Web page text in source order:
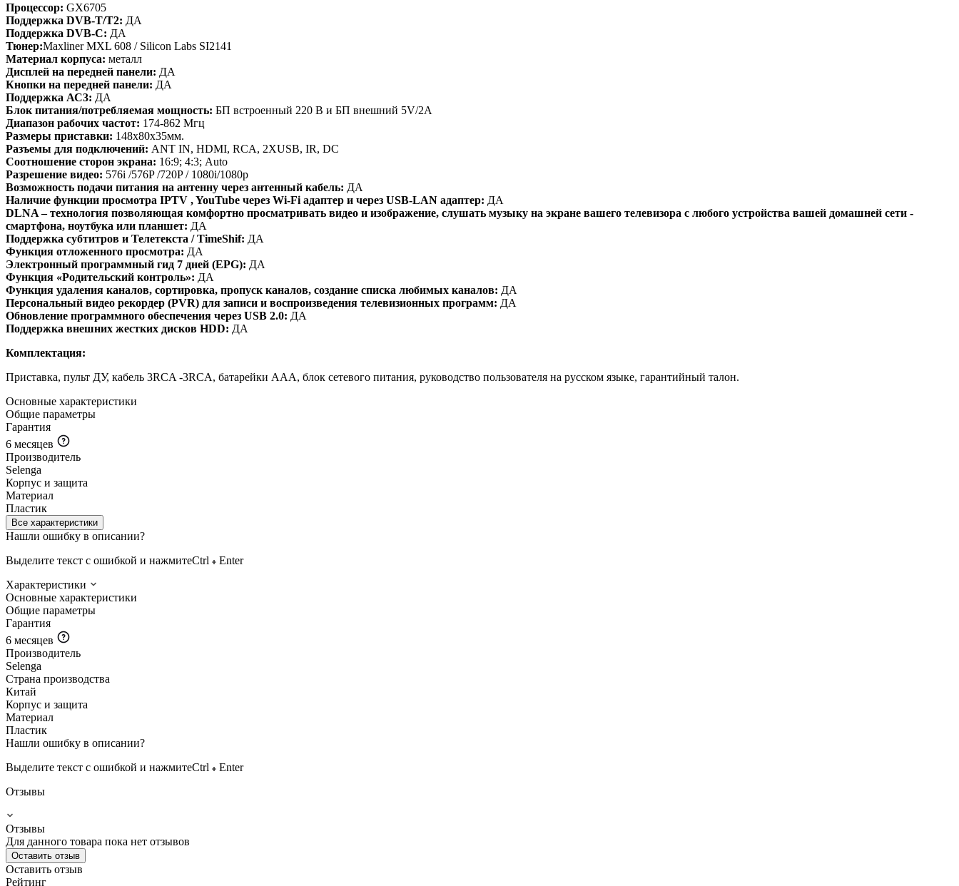
Процессор: GX6705
Поддержка DVB-T/T2: ДА
Поддержка DVB-C: ДА
Тюнер:Maxliner MXL 608 / Silicon Labs SI2141
Материал корпуса: металл
Дисплей на передней панели: ДА
Кнопки на передней панели: ДА
Поддержка АС3: ДА
Блок питания/потребляемая мощность: БП встроенный 220 В и БП внешний 5V/2A
Диапазон рабочих частот: 174-862 Mгц
Размеры приставки: 148х80х35мм.
Разъемы для подключений: ANT IN, HDMI, RCA, 2ХUSB, IR, DC
Соотношение сторон экрана: 16:9; 4:3; Auto
Разрешение видео: 576i /576P /720P / 1080i/1080р
Возможность подачи питания на антенну через антенный кабель: ДА
Наличие функции просмотра IPTV , YouTube через Wi-Fi адаптер и через USB-LAN адаптер: ДА
DLNA – технология позволяющая комфортно просматривать видео и изображение, слушать музыку на экране вашего телевизора с любого устройства вашей домашней сети -
смартфона, ноутбука или планшет: ДА
Поддержка субтитров и Телетекста / TimeShif: ДА
Функция отложенного просмотра: ДА
Электронный программный гид 7 дней (EPG): ДА
Функция «Родительский контроль»: ДА
Функция удаления каналов, сортировка, пропуск каналов, создание списка любимых каналов: ДА
Персональный видео рекордер (PVR) для записи и воспроизведения телевизионных программ: ДА
Обновление программного обеспечения через USB 2.0: ДА
Поддержка внешних жестких дисков HDD: ДА
Комплектация:
Приставка, пульт ДУ, кабель 3RCA -3RCA, батарейки ААА, блок сетевого питания, руководство пользователя на русском языке, гарантийный талон.
Основные характеристики
Общие параметры
Гарантия
6 месяцев
Производитель
Selenga
Корпус и защита
Материал
Пластик
Все характеристики
Нашли ошибку в описании?
Выделите текст с ошибкой и нажмитеCtrl
Enter
Характеристики
Основные характеристики
Общие параметры
Гарантия
6 месяцев
Производитель
Selenga
Страна производства
Китай
Корпус и защита
Материал
Пластик
Нашли ошибку в описании?
Выделите текст с ошибкой и нажмитеCtrl
Enter
Отзывы
Отзывы
Для данного товара пока нет отзывов
Оставить отзыв
Оставить отзыв
Рейтинг